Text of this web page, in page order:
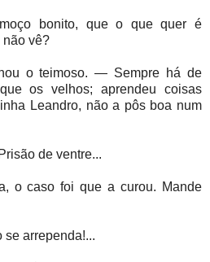
bonito, que o que quer é
não vê?
o teimoso. — Sempre há de
os velhos; aprendeu coisas
Leandro, não a pôs boa num
de ventre...
o caso foi que a curou. Mande
arrependa!...